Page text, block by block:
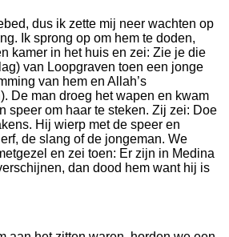
dus ik zette mij neer wachten op
Ik sprong op om hem te doden,
kamer in het huis en zei: Zie je die
van Loopgraven toen een jonge
van hem en Allah’s
De man droeg het wapen en kwam
speer om haar te steken. Zij zei: Doe
Hij wierp met de speer en
de slang of de jongeman. We
en zei toen: Er zijn in Medina
dan dood hem want hij is